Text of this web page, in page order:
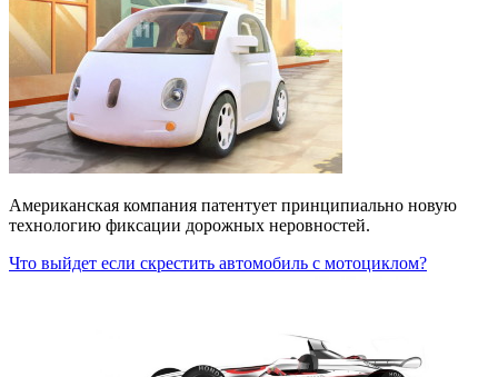
Американская компания патентует принципиально новую
технологию фиксации дорожных неровностей.
Что выйдет если скрестить автомобиль с мотоциклом?